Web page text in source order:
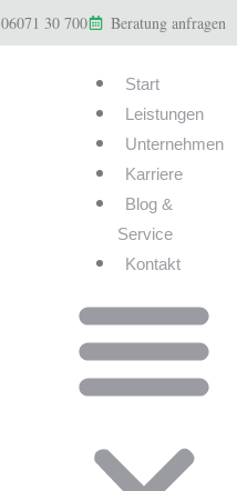
06071 30 700 Beratung anfragen
Start
Leistungen
Unternehmen
Karriere
Blog &
Service
Kontakt